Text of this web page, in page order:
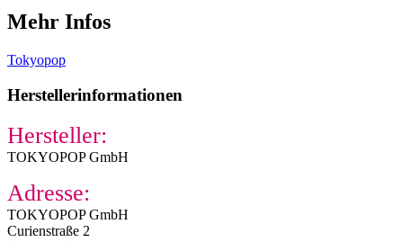
Mehr Infos
Tokyopop
Herstellerinformationen
Hersteller:
TOKYOPOP GmbH
Adresse:
TOKYOPOP GmbH
Curienstraße 2